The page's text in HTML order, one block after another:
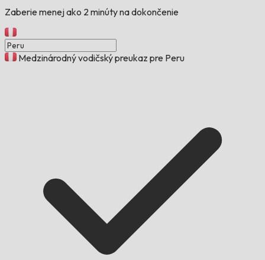
Zaberie menej ako 2 minúty na dokončenie
Medzinárodný vodičský preukaz pre Peru